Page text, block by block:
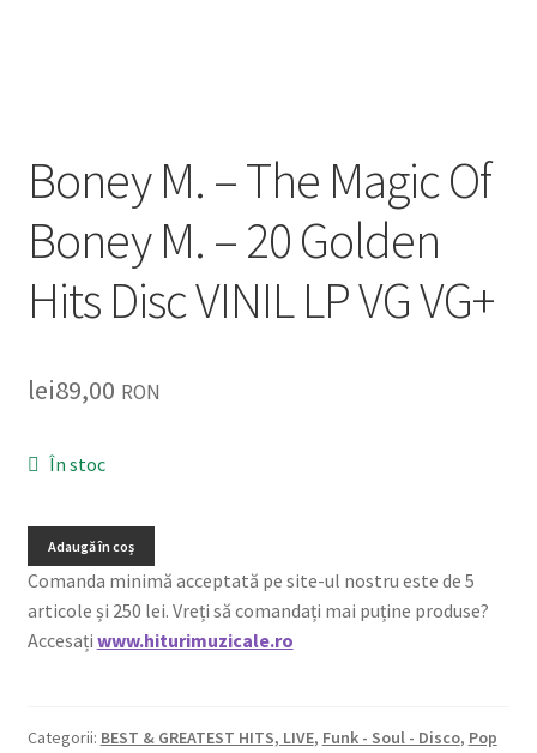
Contul meu
Blog
Boney M. – The Magic Of
Boney M. – 20 Golden
Hits Disc VINIL LP VG VG+
lei89,00 RON
În stoc
Adaugă în coș
Comanda minimă acceptată pe site-ul nostru este de 5
articole și 250 lei. Vreți să comandați mai puține produse?
Accesați www.hiturimuzicale.ro
Categorii: BEST & GREATEST HITS, LIVE, Funk - Soul - Disco, Pop